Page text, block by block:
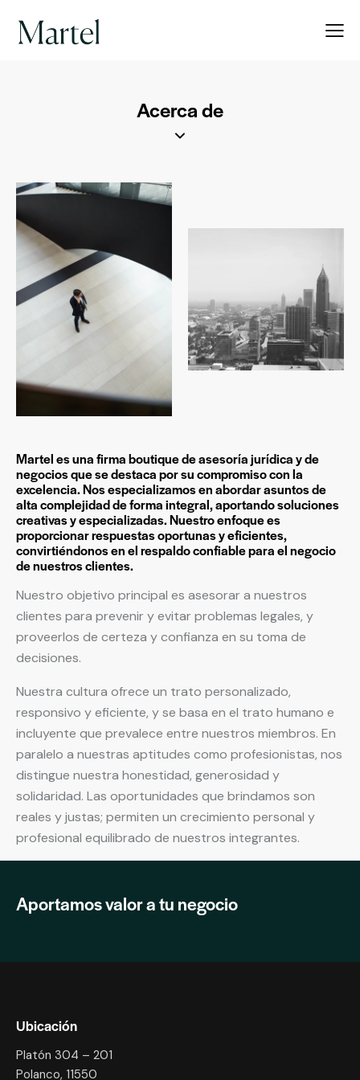
Acerca de
Martel es una firma boutique de asesoría jurídica y de
negocios que se destaca por su compromiso con la
excelencia. Nos especializamos en abordar asuntos de
alta complejidad de forma integral, aportando soluciones
creativas y especializadas. Nuestro enfoque es
proporcionar respuestas oportunas y eficientes,
convirtiéndonos en el respaldo confiable para el negocio
de nuestros clientes.
Nuestro objetivo principal es asesorar a nuestros
clientes para prevenir y evitar problemas legales, y
proveerlos de certeza y confianza en su toma de
decisiones.
Nuestra cultura ofrece un trato personalizado,
responsivo y eficiente, y se basa en el trato humano e
incluyente que prevalece entre nuestros miembros. En
paralelo a nuestras aptitudes como profesionistas, nos
distingue nuestra honestidad, generosidad y
solidaridad. Las oportunidades que brindamos son
reales y justas; permiten un crecimiento personal y
profesional equilibrado de nuestros integrantes.
Aportamos valor a tu negocio
Ubicación
Platón 304 – 201
Polanco, 11550